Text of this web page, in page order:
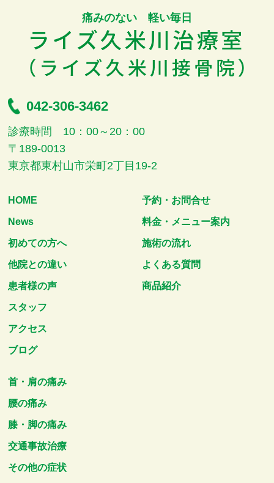
痛みのない 軽い毎日
042-306-3462
診療時間 10：00～20：00
〒189-0013
東京都東村山市栄町2丁目19-2
HOME
News
初めての方へ
他院との違い
患者様の声
スタッフ
アクセス
ブログ
予約・お問合せ
料金・メニュー案内
施術の流れ
よくある質問
商品紹介
首・肩の痛み
腰の痛み
膝・脚の痛み
交通事故治療
その他の症状